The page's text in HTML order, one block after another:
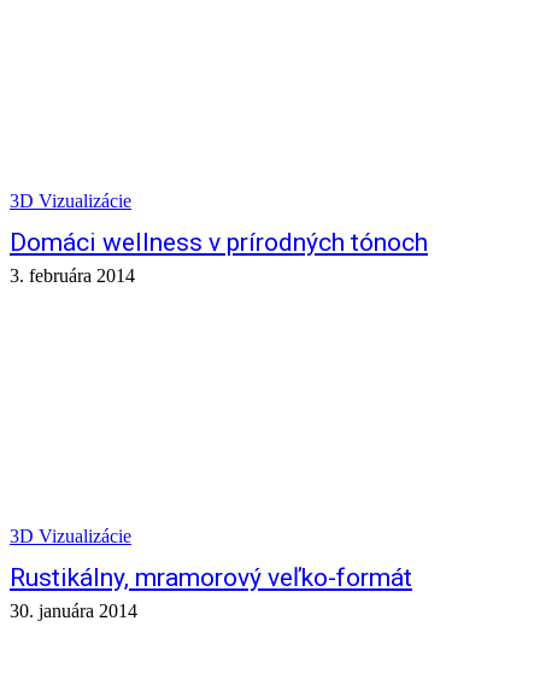
3D Vizualizácie
Domáci wellness v prírodných tónoch
3. februára 2014
3D Vizualizácie
Rustikálny, mramorový veľko-formát
30. januára 2014